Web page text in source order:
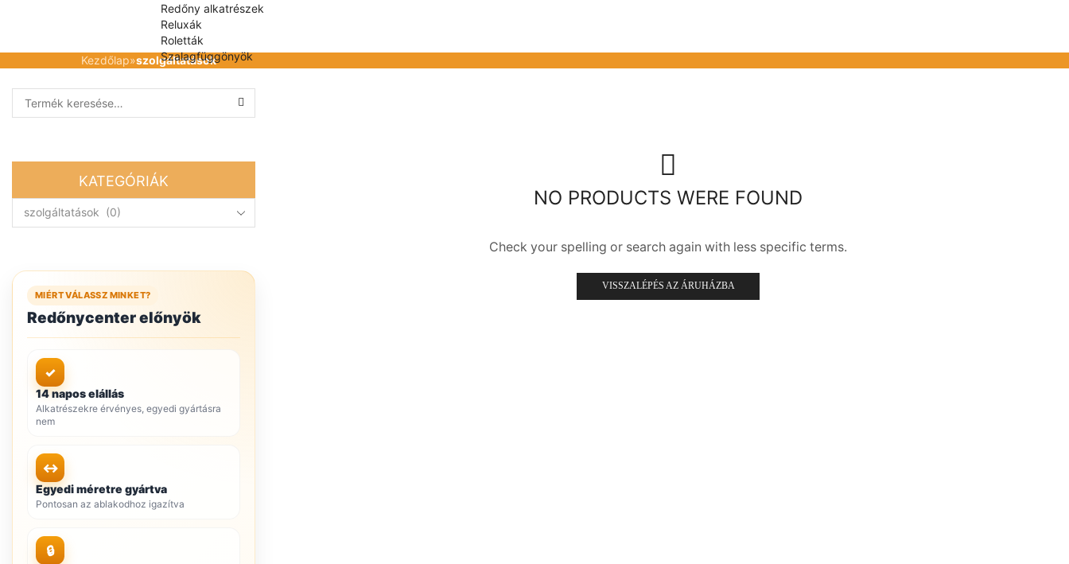
Redőny alkatrészek
Reluxák
Roletták
Szalagfüggönyök
Kezdőlap»szolgáltatások
NO PRODUCTS WERE FOUND
Check your spelling or search again with less specific terms.
VISSZALÉPÉS AZ ÁRUHÁZBA
Search for:
KATEGÓRIÁK
MIÉRT VÁLASSZ MINKET?
Redőnycenter előnyök
✓
14 napos elállás
Alkatrészekre érvényes, egyedi gyártásra
nem
↔
Egyedi méretre gyártva
Pontosan az ablakodhoz igazítva
🔒